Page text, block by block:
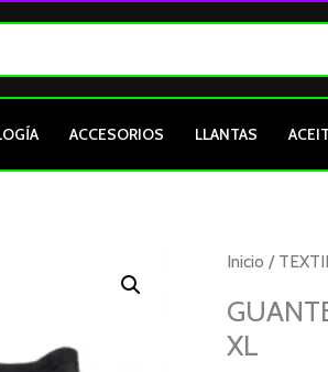
ACCESORIOS LLANTAS
Inicio /
XL
GUANTES
BOMBER
NEGRO